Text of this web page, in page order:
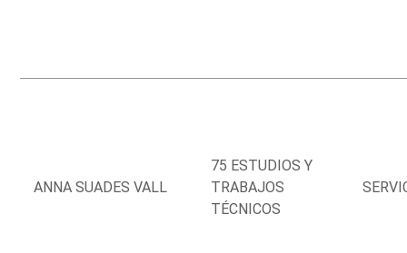
ANNA SUADES VALL
75 ESTUDIOS Y
TRABAJOS
TÉCNICOS